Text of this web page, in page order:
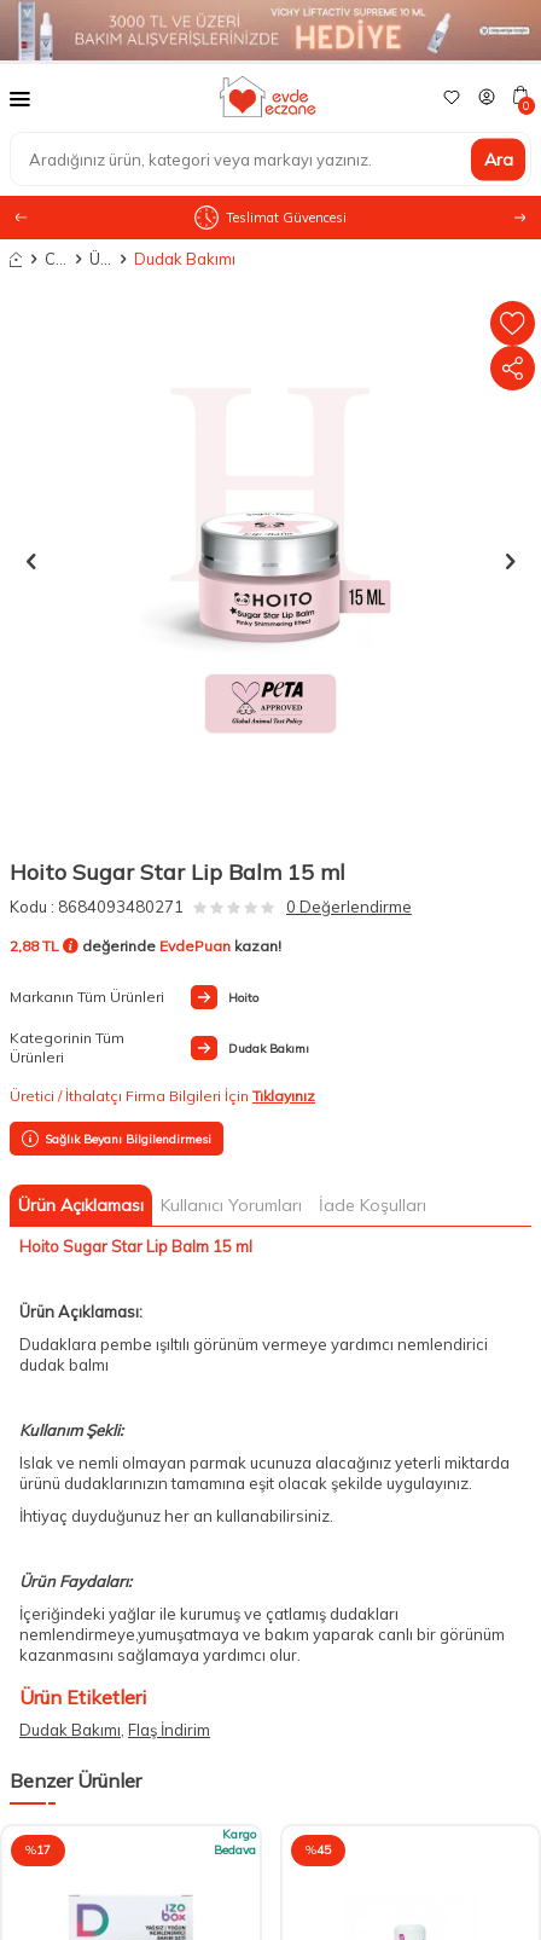
Ara
0
Teslimat Güvencesi
Anasayfa Dudak Bakımı
Hoito Sugar Star Lip Balm 15 ml
Kodu : 8684093480271 0 Değerlendirme
2,88 TL değerinde EvdePuan kazan!
Markanın Tüm Ürünleri Hoito
Kategorinin Tüm
Ürünleri
Dudak Bakımı
Üretici / İthalatçı Firma Bilgileri İçin Tıklayınız
Sağlık Beyanı Bilgilendirmesi
Ürün Açıklaması Kullanıcı Yorumları İade Koşulları
Hoito Sugar Star Lip Balm 15 ml
Ürün Açıklaması:
Dudaklara pembe ışıltılı görünüm vermeye yardımcı nemlendirici
dudak balmı
Kullanım Şekli:
Islak ve nemli olmayan parmak ucunuza alacağınız yeterli miktarda
ürünü dudaklarınızın tamamına eşit olacak şekilde uygulayınız.
İhtiyaç duyduğunuz her an kullanabilirsiniz.
Ürün Faydaları:
İçeriğindeki yağlar ile kurumuş ve çatlamış dudakları
nemlendirmeye,yumuşatmaya ve bakım yaparak canlı bir görünüm
kazanmasını sağlamaya yardımcı olur.
Ürün Etiketleri
Dudak Bakımı, Flaş İndirim
Benzer Ürünler
%17
Kargo
Bedava
%45